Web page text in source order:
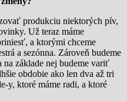
produkciu niektorých pív,
Už teraz máme
a ktorými chceme
a sezónna. Zároveň budeme
na základe nej budeme variť
obdobie ako len dva až tri
y, ktoré máme radi, a ktoré